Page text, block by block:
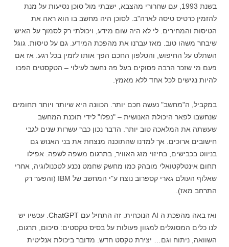
בשנת 1993, עם שחרורי מהצבא, ישבתי מול סוכן נסיעות על מנת
להזמין כרטיס טיסה לארה"ב. לסוכן היה מחשב בו הוא ראה את
הטיסות והמחירים. לי לא היה שום מידע, ויכולתי רק לסמוך על האיש
שיבחר משהו טוב. מאז עברנו את מהפכת המידע. גם על טיסות. גוגל
השתלט על החיפוש, והטלפון החכם הפך אותו לזמין בכל רגע. אז אם
פעם מי שזכר הרבה פסוקים בעל פה נחשב לעילוי – הטקסטים הפכו
להיות נגישים לכל אחד ללא מאמץ.
במקביל, ה"מחשב" נעשה חכם יותר. הכוונה היא שיותר ויותר תחומים
שנחשבו לפאר היכולת האנושית – "נפלו" לידי תוכנת המחשב
שעשתה את המלאכה טוב יותר. הדבר נכון כבר עשרות שנים לגבי
חישובים ארוכים. אך למדנו שהתוכנה מנצחת את בני האנוש גם
בניווט בכבישים, בחיזוי מזג האוויר, בתרגום משפה לשפה. אפילו
תחום אינטלקטואלי מובהק כמו מחשק שחמט נכנע לטכנולוגיה, אחרי
שאלוף העולם גארי קספרוב נוצח ע"י המחשב של IBM (והפער רק
התרחב מאז).
ואז באה מהפכת ה AI הנוכחית. זה התחיל עם ChatGPT. עכשיו יש
לנו כלים המסוגלים למגוון פעולות על בסיס טקסטים: סיכום, תרגום,
השוואה, ניתוח וגם… יצירת טקסט חדש. מדובר ביכולת אנליטית